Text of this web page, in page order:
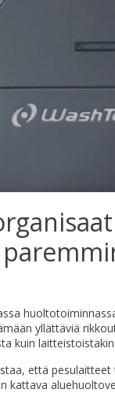
yllättäviä
kuin laitteistoistakin.
että
kattava